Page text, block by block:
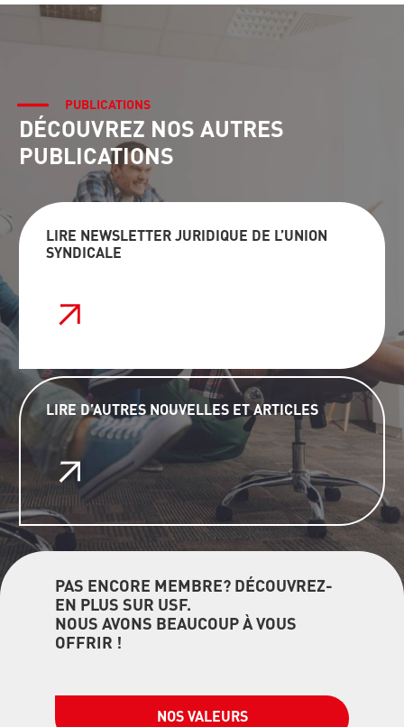
PUBLICATIONS
DÉCOUVREZ NOS AUTRES
PUBLICATIONS
LIRE NEWSLETTER JURIDIQUE DE L’UNION
SYNDICALE
LIRE D’AUTRES NOUVELLES ET ARTICLES
PAS ENCORE MEMBRE? DÉCOUVREZ-
EN PLUS SUR USF.
NOUS AVONS BEAUCOUP À VOUS
OFFRIR !
NOS VALEURS